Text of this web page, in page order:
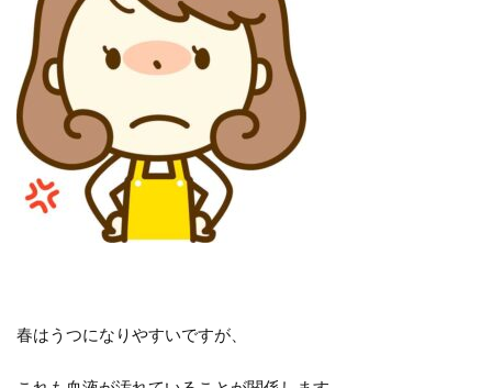
春はうつになりやすいですが、